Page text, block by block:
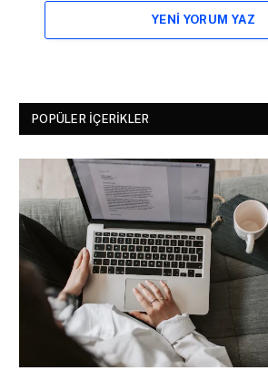
YENI YORUM YAZ
POPÜLER İÇERIKLER